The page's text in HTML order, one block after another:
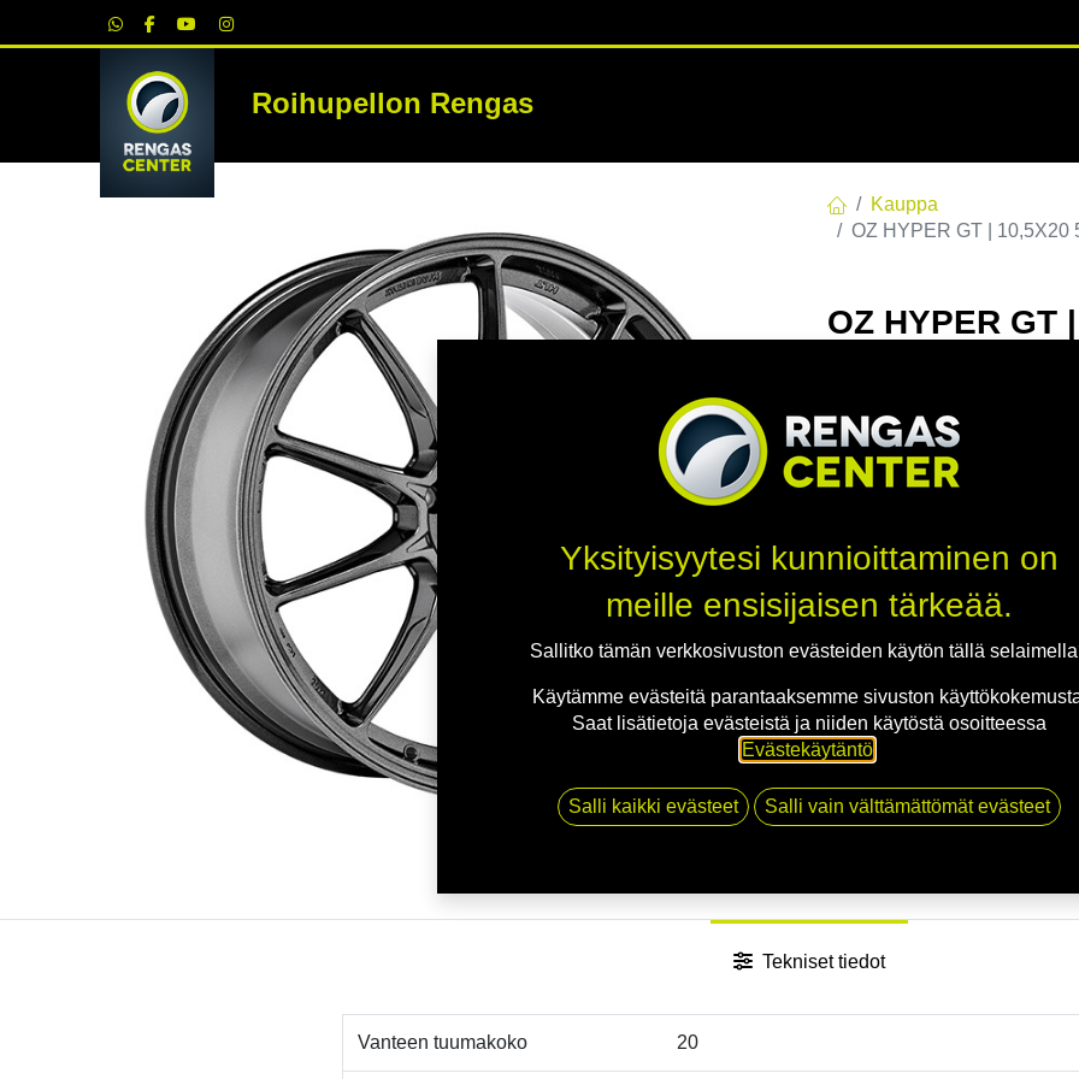
Roihupellon RengasRENKAAT
Kauppa
OZ HYPER GT | 10,5X20
OZ HYPER GT
EAN: 8027529139419
Tällä tuotteella ei ole
Jaa
Tekniset tiedot
Vanteen tuumakoko 20
Yksityisyytesi kunnioittaminen on
meille ensisijaisen tärkeää.
Sallitko tämän verkkosivuston evästeiden käytön tällä
Käytämme evästeitä parantaaksemme sivuston
Saat lisätietoja evästeistä ja niiden käytöstä osoitteessa
Evästekäytäntö.
Salli kaikki evästeet Salli vain välttämättömät evästeet